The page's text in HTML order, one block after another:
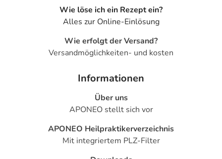
Wie löse ich ein Rezept ein?
Alles zur Online-Einlösung
Wie erfolgt der Versand?
Versandmöglichkeiten- und kosten
Informationen
Über uns
APONEO stellt sich vor
APONEO Heilpraktikerverzeichnis
Mit integriertem PLZ-Filter